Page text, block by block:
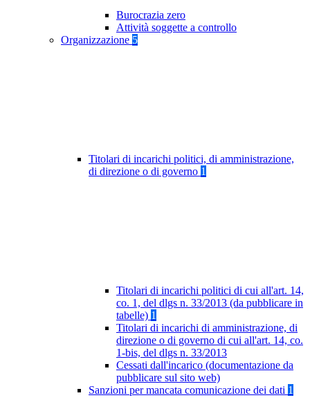
Burocrazia zero
Attività soggette a controllo
Organizzazione 5
Titolari di incarichi politici, di amministrazione,
di direzione o di governo 1
Titolari di incarichi politici di cui all'art. 14,
co. 1, del dlgs n. 33/2013 (da pubblicare in
tabelle) 1
Titolari di incarichi di amministrazione, di
direzione o di governo di cui all'art. 14, co.
1-bis, del dlgs n. 33/2013
Cessati dall'incarico (documentazione da
pubblicare sul sito web)
Sanzioni per mancata comunicazione dei dati 1